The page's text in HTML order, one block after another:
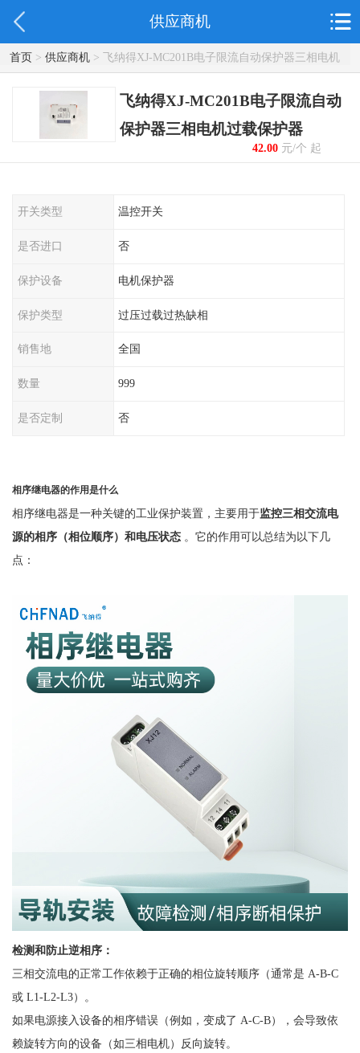
供应商机
首页> 供应商机> 飞纳得XJ-MC201B电子限流自动保护器三相电机
过载保护器
飞纳得XJ-MC201B电子限流自动
保护器三相电机过载保护器
42.00元/个 起
开关类型 温控开关
是否进口 否
保护设备 电机保护器
保护类型 过压过载过热缺相
销售地 全国
数量 999
是否定制 否
相序继电器的作用是什么
相序继电器是一种关键的工业保护装置，主要用于监控三相交流电
源的相序（相位顺序）和电压状态 。它的作用可以总结为以下几
点：
检测和防止逆相序：
三相交流电的正常工作依赖于正确的相位旋转顺序（通常是 A-B-C
或 L1-L2-L3）。
如果电源接入设备的相序错误（例如，变成了 A-C-B），会导致依
赖旋转方向的设备（如三相电机）反向旋转。